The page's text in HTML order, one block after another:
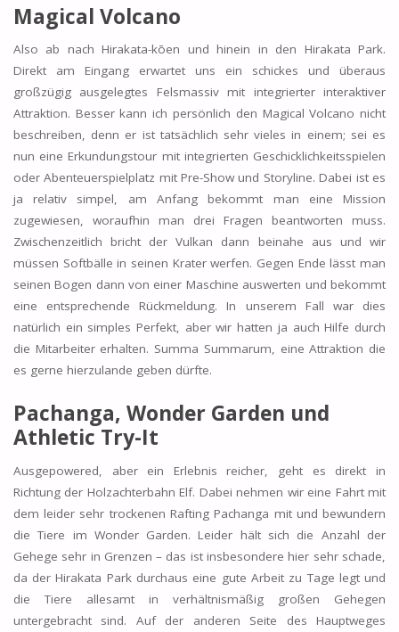
Magical Volcano
Also ab nach Hirakata-kōen und hinein in den Hirakata Park.
Direkt am Eingang erwartet uns ein schickes und überaus
großzügig ausgelegtes Felsmassiv mit integrierter interaktiver
Attraktion. Besser kann ich persönlich den Magical Volcano nicht
beschreiben, denn er ist tatsächlich sehr vieles in einem; sei es
nun eine Erkundungstour mit integrierten Geschicklichkeitsspielen
oder Abenteuerspielplatz mit Pre-Show und Storyline. Dabei ist es
ja relativ simpel, am Anfang bekommt man eine Mission
zugewiesen, woraufhin man drei Fragen beantworten muss.
Zwischenzeitlich bricht der Vulkan dann beinahe aus und wir
müssen Softbälle in seinen Krater werfen. Gegen Ende lässt man
seinen Bogen dann von einer Maschine auswerten und bekommt
eine entsprechende Rückmeldung. In unserem Fall war dies
natürlich ein simples Perfekt, aber wir hatten ja auch Hilfe durch
die Mitarbeiter erhalten. Summa Summarum, eine Attraktion die
es gerne hierzulande geben dürfte.
Pachanga, Wonder Garden und
Athletic Try-It
Ausgepowered, aber ein Erlebnis reicher, geht es direkt in
Richtung der Holzachterbahn Elf. Dabei nehmen wir eine Fahrt mit
dem leider sehr trockenen Rafting Pachanga mit und bewundern
die Tiere im Wonder Garden. Leider hält sich die Anzahl der
Gehege sehr in Grenzen – das ist insbesondere hier sehr schade,
da der Hirakata Park durchaus eine gute Arbeit zu Tage legt und
die Tiere allesamt in verhältnismäßig großen Gehegen
untergebracht sind. Auf der anderen Seite des Hauptweges